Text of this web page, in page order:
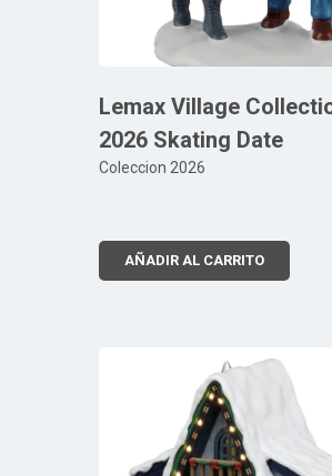
Lemax Village
2026 Skating Date
Coleccion 2026
AÑADIR AL CARRITO